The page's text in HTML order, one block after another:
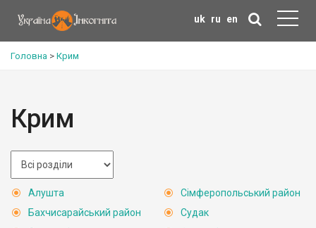
uk ru en
Головна > Крим
Крим
Алушта
Бахчисарайський район
Сімферопольський район
Судак